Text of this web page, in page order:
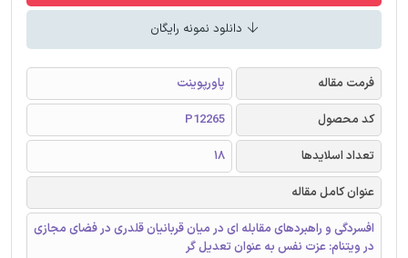
دانلود نمونه رایگان
فرمت مقاله
پاورپوینت
کد محصول
P12265
تعداد اسلایدها
18
عنوان کامل مقاله
افسردگی و راهبردهای مقابله ای در میان قربانیان قلدری در فضای مجازی
در ویتنام: عزت نفس به عنوان تعدیل گر